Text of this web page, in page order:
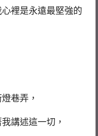
裡是永遠最堅強的
巷弄，
講述這一切，